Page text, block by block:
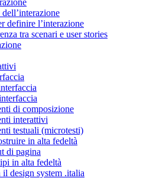
definire l’interazione
tra scenari e user stories
di composizione
interattivi
testuali (microtesti)
in alta fedeltà
di pagina
in alta fedeltà
design system .italia